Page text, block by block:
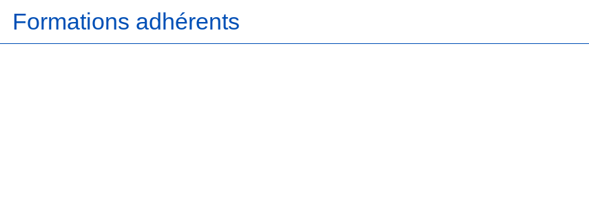
Formations adhérents